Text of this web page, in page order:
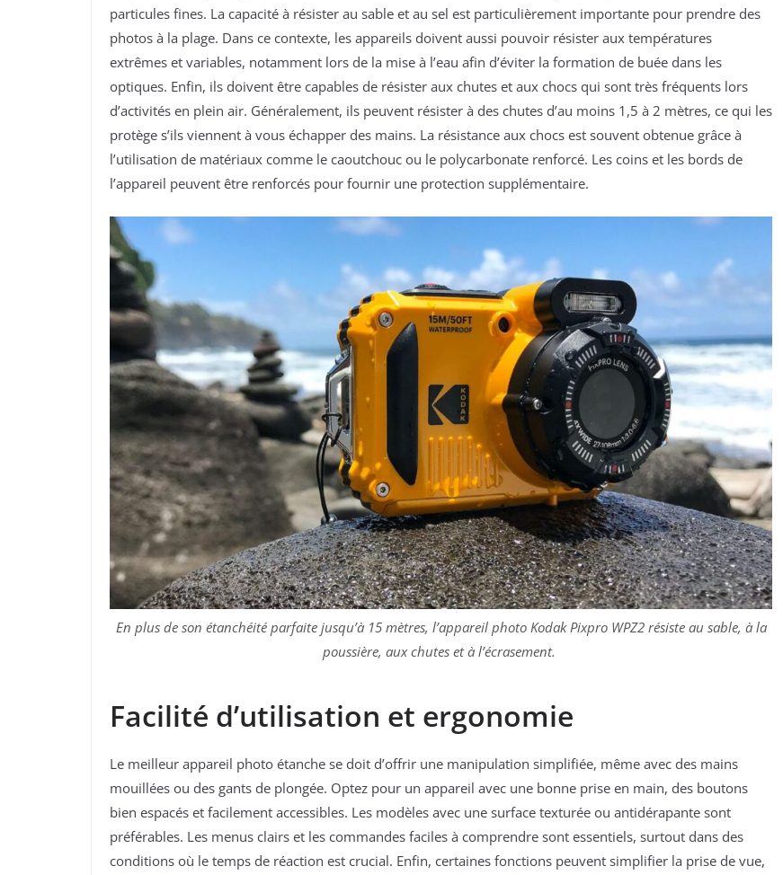
particules fines. La capacité à résister au sable et au sel est particulièrement importante pour prendre des
photos à la plage. Dans ce contexte, les appareils doivent aussi pouvoir résister aux températures
extrêmes et variables, notamment lors de la mise à l’eau afin d’éviter la formation de buée dans les
optiques. Enfin, ils doivent être capables de résister aux chutes et aux chocs qui sont très fréquents lors
d’activités en plein air. Généralement, ils peuvent résister à des chutes d’au moins 1,5 à 2 mètres, ce qui les
protège s’ils viennent à vous échapper des mains. La résistance aux chocs est souvent obtenue grâce à
l’utilisation de matériaux comme le caoutchouc ou le polycarbonate renforcé. Les coins et les bords de
l’appareil peuvent être renforcés pour fournir une protection supplémentaire.
En plus de son étanchéité parfaite jusqu’à 15 mètres, l’appareil photo Kodak Pixpro WPZ2 résiste au sable, à la
poussière, aux chutes et à l’écrasement.
Facilité d’utilisation et ergonomie
Le meilleur appareil photo étanche se doit d’offrir une manipulation simplifiée, même avec des mains
mouillées ou des gants de plongée. Optez pour un appareil avec une bonne prise en main, des boutons
bien espacés et facilement accessibles. Les modèles avec une surface texturée ou antidérapante sont
préférables. Les menus clairs et les commandes faciles à comprendre sont essentiels, surtout dans des
conditions où le temps de réaction est crucial. Enfin, certaines fonctions peuvent simplifier la prise de vue,